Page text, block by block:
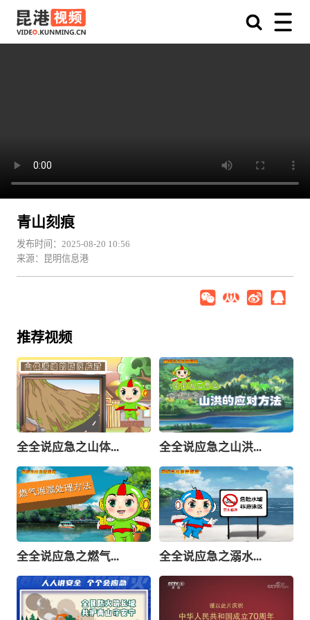
青山刻痕
发布时间：2025-08-20 10:56
来源：昆明信息港
推荐视频
全全说应急之山体... 全全说应急之山洪...
全全说应急之燃气... 全全说应急之溺水...